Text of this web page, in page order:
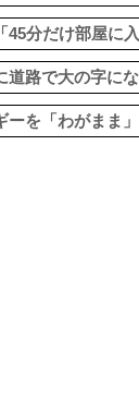
45分だけ部屋に
道路で大の字に
ーを「わがまま